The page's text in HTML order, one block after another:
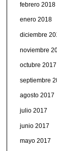
febrero 2018
enero 2018
diciembre
noviembre
octubre 2017
septiembre
agosto 2017
julio 2017
junio 2017
mayo 2017